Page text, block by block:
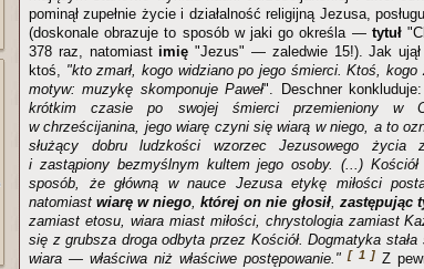
pominął zupełnie życie i działalność religijną Jezusa,
(doskonale obrazuje to sposób w jaki go określa — tytuł
378 raz, natomiast imię"Jezus" — zaledwie 15!). Jak
ktoś, "kto zmarł, kogo widziano po jego śmierci. Ktoś,
motyw: muzykę skomponuje Paweł". Deschner konkluduje:
krótkim czasie po swojej śmierci przemieniony w
w chrześcijanina, jego wiarę czyni się wiarą w niego, a to
służący dobru ludzkości wzorzec Jezusowego życia
i zastąpiony bezmyślnym kultem jego osoby. (...) Kościół
sposób, że główną w nauce Jezusa etykę miłości
natomiastwiarę w niego,której on nie głosił, zastępując
zamiast etosu, wiara miast miłości, chrystologia zamiast
się z grubsza droga odbyta przez Kościół. Dogmatyka
wiara — właściwa niż właściwe postępowanie."[ 1 ]Z